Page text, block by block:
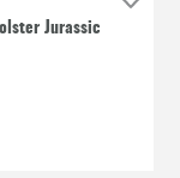
Jurassic